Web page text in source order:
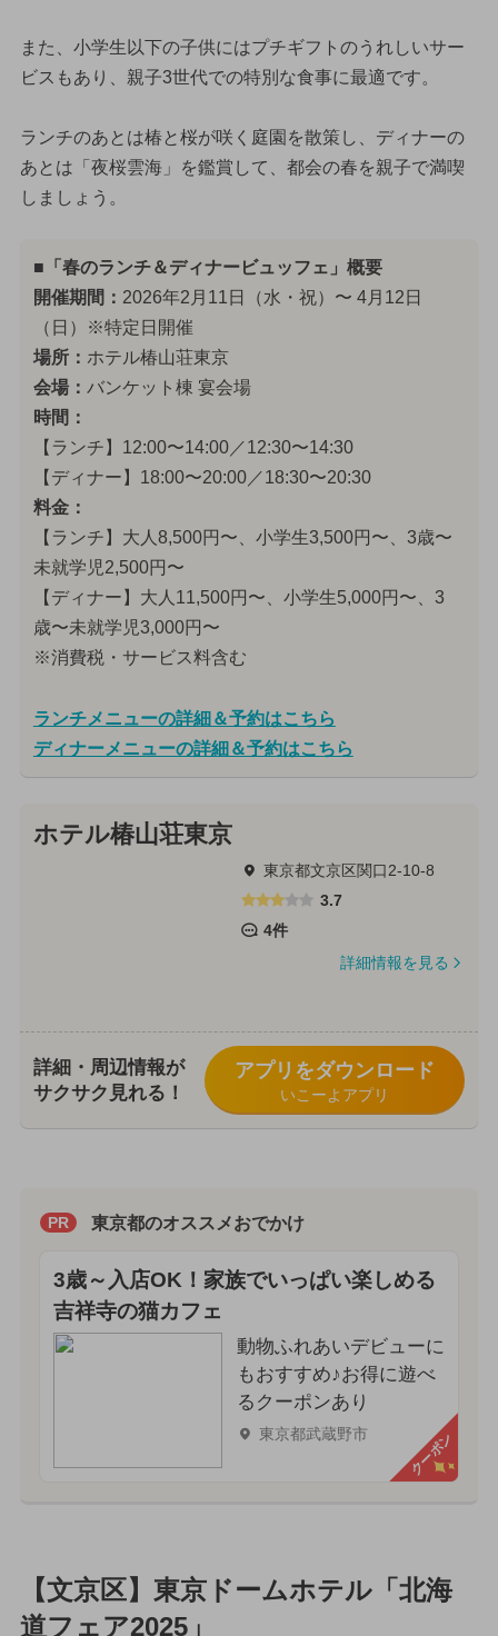
また、小学生以下の子供にはプチギフトのうれしいサー
ビスもあり、親子3世代での特別な食事に最適です。
ランチのあとは椿と桜が咲く庭園を散策し、ディナーの
あとは「夜桜雲海」を鑑賞して、都会の春を親子で満喫
しましょう。
■「春のランチ＆ディナービュッフェ」概要
開催期間： 2026年2月11日（水・祝）〜 4月12日
（日）※特定日開催
場所： ホテル椿山荘東京
会場： バンケット棟 宴会場
時間：
【ランチ】12:00〜14:00／12:30〜14:30
【ディナー】18:00〜20:00／18:30〜20:30
料金：
【ランチ】大人8,500円〜、小学生3,500円〜、3歳〜
未就学児2,500円〜
【ディナー】大人11,500円〜、小学生5,000円〜、3
歳〜未就学児3,000円〜
※消費税・サービス料含む
ランチメニューの詳細＆予約はこちら
ディナーメニューの詳細＆予約はこちら
ホテル椿山荘東京
東京都文京区関口2-10-8
3.7
4件
詳細情報を見る
詳細・周辺情報が
サクサク見れる！
アプリをダウンロード
いこーよアプリ
PR 東京都のオススメおでかけ
3歳～入店OK！家族でいっぱい楽しめる
吉祥寺の猫カフェ
動物ふれあいデビューに
もおすすめ♪お得に遊べ
るクーポンあり
東京都武蔵野市 クーポン
【文京区】東京ドームホテル「北海
道フェア2025」